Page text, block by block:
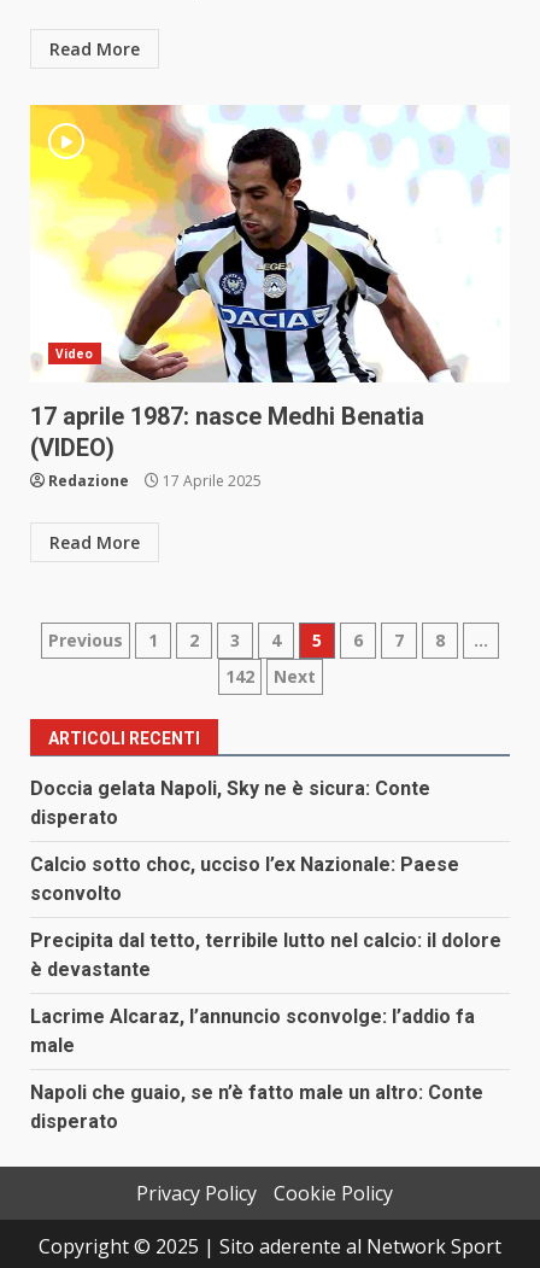
Read More
Video
17 aprile 1987: nasce Medhi Benatia
(VIDEO)
Redazione 17 Aprile 2025
Read More
Paginazione
articoli
Previous 1 2 3 4 5 6 7 8
…
142
Next
ARTICOLI RECENTI
Doccia gelata Napoli, Sky ne è sicura: Conte
disperato
Calcio sotto choc, ucciso l’ex Nazionale: Paese
sconvolto
Precipita dal tetto, terribile lutto nel calcio: il dolore
è devastante
Lacrime Alcaraz, l’annuncio sconvolge: l’addio fa
male
Napoli che guaio, se n’è fatto male un altro: Conte
disperato
Privacy Policy
Cookie Policy
Copyright © 2025 | Sito aderente al Network Sport